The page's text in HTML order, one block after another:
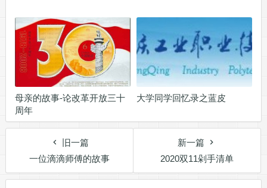
母亲的故事-论改革开放三十
周年
大学同学回忆录之蓝皮
旧一篇
一位滴滴师傅的故事
新一篇
2020双11剁手清单